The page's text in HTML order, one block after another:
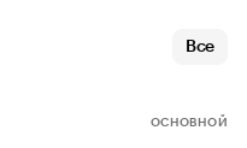
Все
ОСНОВНОЙ